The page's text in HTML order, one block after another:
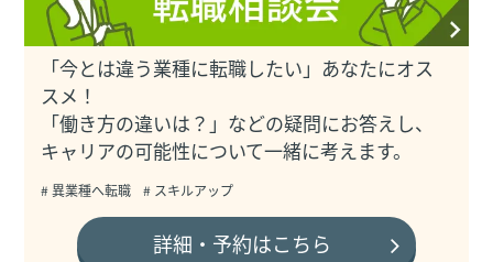
「今とは違う業種に転職したい」あなたにオス
スメ！
「働き方の違いは？」などの疑問にお答えし、
キャリアの可能性について一緒に考えます。
# 異業種へ転職 # スキルアップ
詳細・予約はこちら